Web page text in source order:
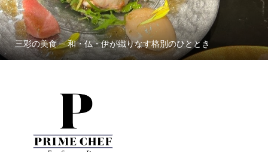
三彩の美食 ─ 和・仏・伊が織りなす格別のひととき